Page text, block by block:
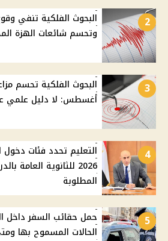
2
البحوث الفلكية تنفي
وتحسم شائعات الهزة
3
أغسطس: لا دليل علمي
4
التعليم تحدد فئات دخول
2026 للثانوية العامة
المطلوبة
5
حمل حقائب السفر داخل
الحالات المسموح بها